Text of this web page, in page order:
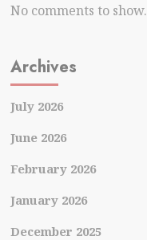
No comments to show.
Archives
July 2026
June 2026
February 2026
January 2026
December 2025